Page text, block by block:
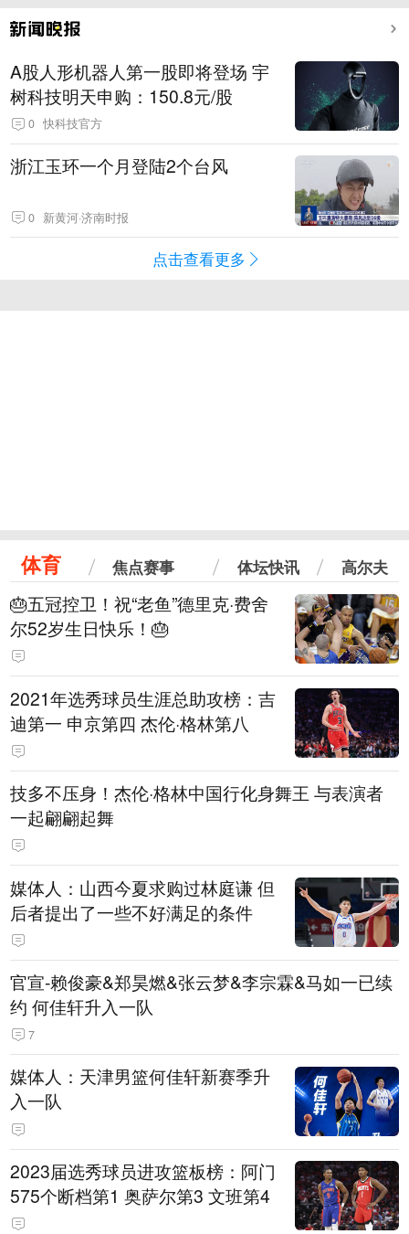
A股人形机器人第一股即将登场 宇
树科技明天申购：150.8元/股
0 快科技官方
浙江玉环一个月登陆2个台风
0 新黄河·济南时报
点击查看更多
体育 焦点赛事 体坛快讯 高尔夫
🎂五冠控卫！祝“老鱼”德里克·费舍
尔52岁生日快乐！🎂
2021年选秀球员生涯总助攻榜：吉
迪第一 申京第四 杰伦·格林第八
技多不压身！杰伦·格林中国行化身舞王 与表演者
一起翩翩起舞
媒体人：山西今夏求购过林庭谦 但
后者提出了一些不好满足的条件
官宣-赖俊豪&郑昊燃&张云梦&李宗霖&马如一已续
约 何佳轩升入一队
7
媒体人：天津男篮何佳轩新赛季升
入一队
2023届选秀球员进攻篮板榜：阿门
575个断档第1 奥萨尔第3 文班第4